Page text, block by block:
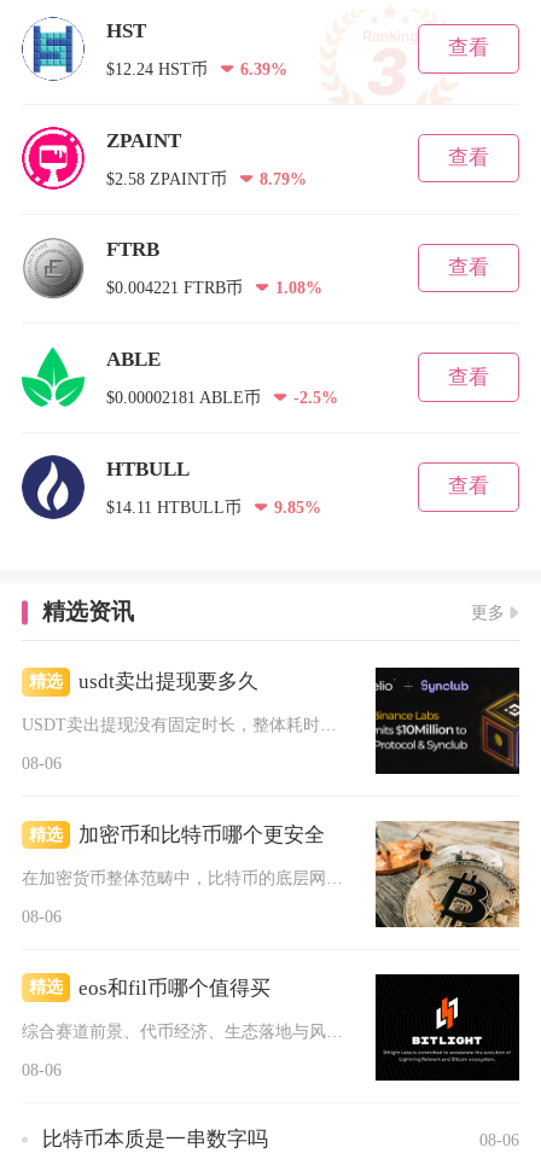
HST
$12.24 HST币 6.39%
查看
ZPAINT
$2.58 ZPAINT币 8.79%
查看
FTRB
$0.004221 FTRB币 1.08%
查看
ABLE
$0.00002181 ABLE币 -2.5%
查看
HTBULL
$14.11 HTBULL币 9.85%
查看
精选资讯 更多
精选 usdt卖出提现要多久
USDT卖出提现没有固定时长，整体耗时取决于变现路径，C2C...
08-06
精选 加密币和比特币哪个更安全
08-06
精选 eos和fil币哪个值得买
综合赛道前景、代币经济、生态落地与风险维度对比，普通散户优先...
08-06
比特币本质是一串数字吗 08-06